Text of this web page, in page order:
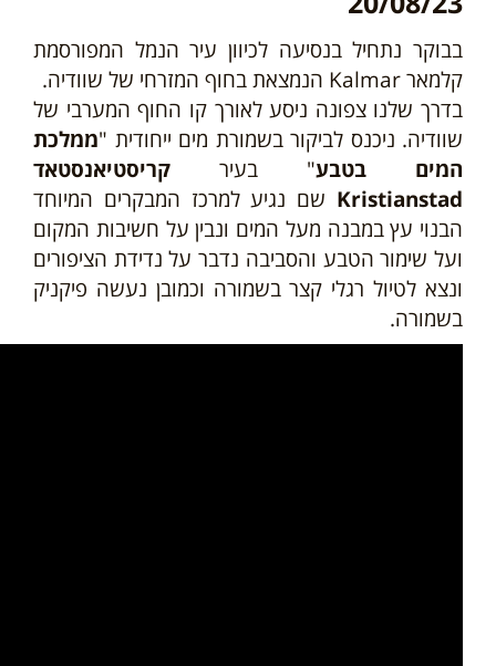
בבוקר נתחיל בנסיעה לכיוון עיר הנמל המפורסמת
קלמאר Kalmar הנמצאת בחוף המזרחי של שוודיה.
בדרך שלנו צפונה ניסע לאורך קו החוף המערבי של
שוודיה. ניכנס לביקור בשמורת מים ייחודית "ממלכת
המים בטבע" בעיר קריסטיאנסטאד
Kristianstad שם נגיע למרכז המבקרים המיוחד
הבנוי עץ במבנה מעל המים ונבין על חשיבות המקום
ועל שימור הטבע והסביבה נדבר על נדידת הציפורים
ונצא לטיול רגלי קצר בשמורה וכמובן נעשה פיקניק
בשמורה.